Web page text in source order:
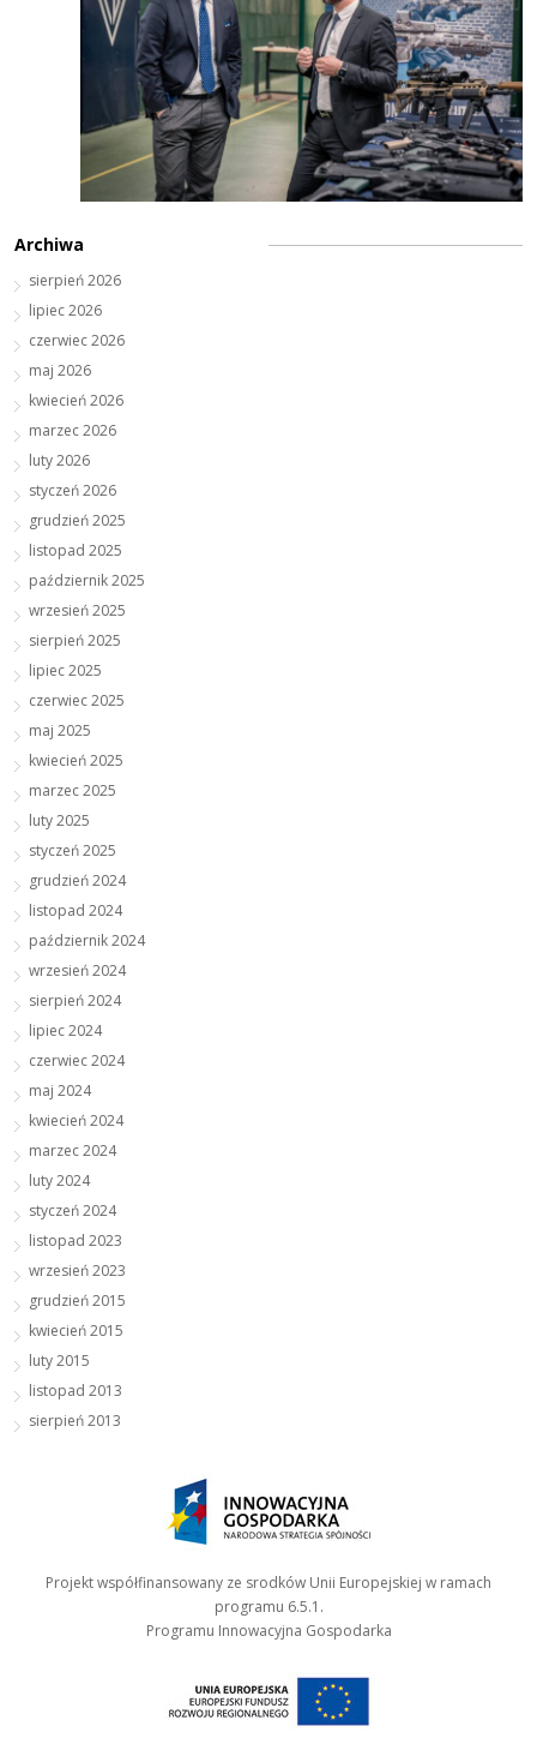
Archiwa
sierpień 2026
lipiec 2026
czerwiec 2026
maj 2026
kwiecień 2026
marzec 2026
luty 2026
styczeń 2026
grudzień 2025
listopad 2025
październik 2025
wrzesień 2025
sierpień 2025
lipiec 2025
czerwiec 2025
maj 2025
kwiecień 2025
marzec 2025
luty 2025
styczeń 2025
grudzień 2024
listopad 2024
październik 2024
wrzesień 2024
sierpień 2024
lipiec 2024
czerwiec 2024
maj 2024
kwiecień 2024
marzec 2024
luty 2024
styczeń 2024
listopad 2023
wrzesień 2023
grudzień 2015
kwiecień 2015
luty 2015
listopad 2013
sierpień 2013
Projekt współfinansowany ze srodków Unii Europejskiej w ramach
programu 6.5.1.
Programu Innowacyjna Gospodarka